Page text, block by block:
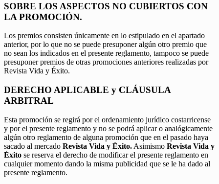
SOBRE LOS ASPECTOS NO CUBIERTOS CON
LA PROMOCIÓN.
Los premios consisten únicamente en lo estipulado en el apartado
anterior, por lo que no se puede presuponer algún otro premio que
no sean los indicados en el presente reglamento, tampoco se puede
presuponer premios de otras promociones anteriores realizadas por
Revista Vida y Éxito.
DERECHO APLICABLE y CLÁUSULA
ARBITRAL
Esta promoción se regirá por el ordenamiento jurídico costarricense
y por el presente reglamento y no se podrá aplicar o analógicamente
algún otro reglamento de alguna promoción que en el pasado haya
sacado al mercado Revista Vida y Éxito. Asimismo Revista Vida y
Éxito se reserva el derecho de modificar el presente reglamento en
cualquier momento dando la misma publicidad que se le ha dado al
presente reglamento.